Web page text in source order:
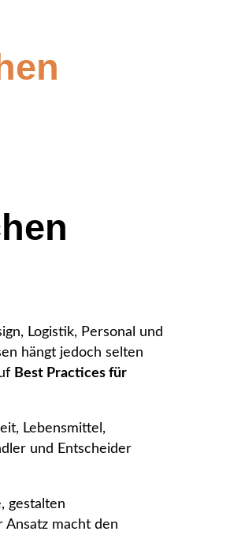
Logistik, Personal und
hängt jedoch selten
Best Practices für
Lebensmittel,
und Entscheider
gestalten
Ansatz macht den